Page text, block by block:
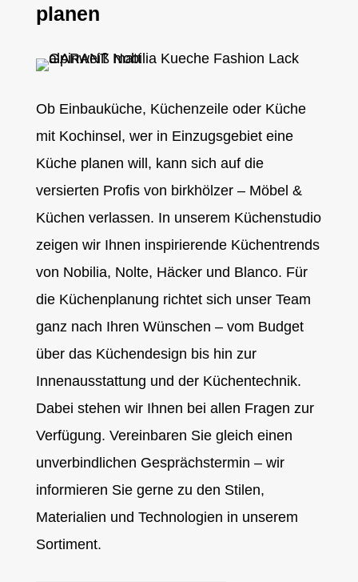
planen
Ob Einbauküche, Küchenzeile oder Küche
mit Kochinsel, wer in Einzugsgebiet eine
Küche planen will, kann sich auf die
versierten Profis von birkhölzer – Möbel &
Küchen verlassen. In unserem Küchenstudio
zeigen wir Ihnen inspirierende Küchentrends
von Nobilia, Nolte, Häcker und Blanco. Für
die Küchenplanung richtet sich unser Team
ganz nach Ihren Wünschen – vom Budget
über das Küchendesign bis hin zur
Innenausstattung und der Küchentechnik.
Dabei stehen wir Ihnen bei allen Fragen zur
Verfügung. Vereinbaren Sie gleich einen
unverbindlichen Gesprächstermin – wir
informieren Sie gerne zu den Stilen,
Materialien und Technologien in unserem
Sortiment.